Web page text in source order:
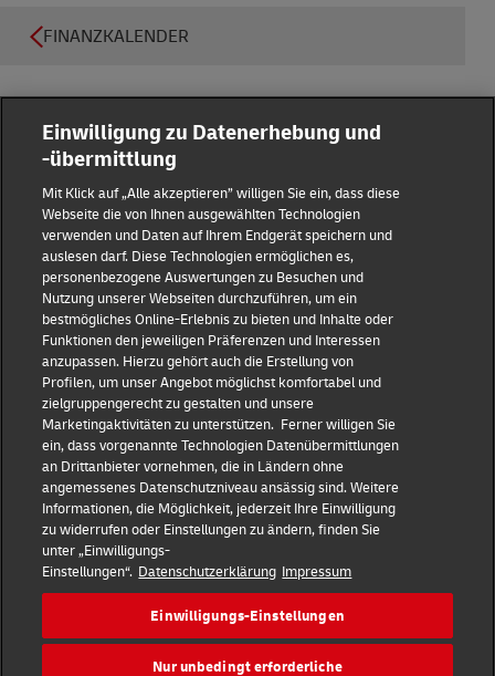
FINANZKALENDER
Quick Access
Reporting Hub
Impressum
Datenschutz
Haftungsausschluss
Cookie-Einstellungen
IR Kontakt
Follow us
Einwilligung zu Datenerhebung und
-übermittlung
Mit Klick auf „Alle akzeptieren” willigen Sie ein, dass diese
Webseite die von Ihnen ausgewählten Technologien
verwenden und Daten auf Ihrem Endgerät speichern und
auslesen darf. Diese Technologien ermöglichen es,
personenbezogene Auswertungen zu Besuchen und
Nutzung unserer Webseiten durchzuführen, um ein
bestmögliches Online-Erlebnis zu bieten und Inhalte oder
Funktionen den jeweiligen Präferenzen und Interessen
anzupassen. Hierzu gehört auch die Erstellung von
Profilen, um unser Angebot möglichst komfortabel und
zielgruppengerecht zu gestalten und unsere
Marketingaktivitäten zu unterstützen. Ferner willigen Sie
ein, dass vorgenannte Technologien Datenübermittlungen
an Drittanbieter vornehmen, die in Ländern ohne
angemessenes Datenschutzniveau ansässig sind. Weitere
Informationen, die Möglichkeit, jederzeit Ihre Einwilligung
zu widerrufen oder Einstellungen zu ändern, finden Sie
unter „Einwilligungs-
Einstellungen“. Datenschutzerklärung Impressum
Einwilligungs-Einstellungen
Nur unbedingt erforderliche